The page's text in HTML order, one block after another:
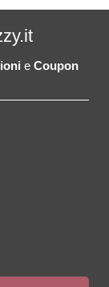
e Coupon